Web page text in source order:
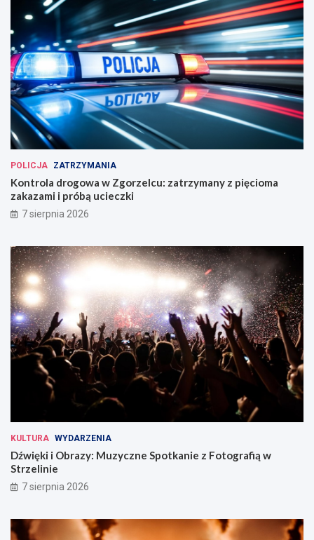
POLICJA ZATRZYMANIA
Kontrola drogowa w Zgorzelcu: zatrzymany z pięcioma
zakazami i próbą ucieczki
7 sierpnia 2026
KULTURA WYDARZENIA
Dźwięki i Obrazy: Muzyczne Spotkanie z Fotografią w
Strzelinie
7 sierpnia 2026